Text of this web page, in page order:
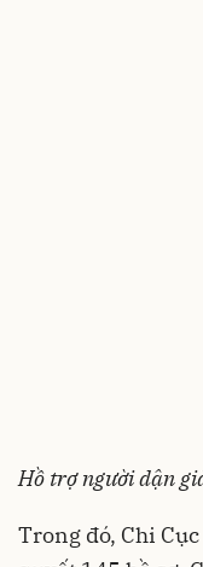
Hồ trợ người dận
Trong đó, Chi